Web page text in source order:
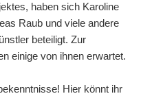
haben sich Karoline
Raub und viele andere
beteiligt. Zur
einige von ihnen erwartet.
Hier könnt ihr